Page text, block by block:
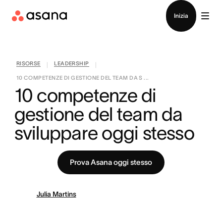
Inizia
RISORSE LEADERSHIP
10 COMPETENZE DI GESTIONE DEL TEAM DA S ...
10 competenze di
gestione del team da
sviluppare oggi stesso
Prova Asana oggi stesso
Julia Martins